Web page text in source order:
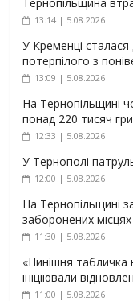
13:14 | 5.08.2026
У Кременці
потерпілого з
13:09 | 5.08.2026
На Тернопільщині
понад 220 тисяч
12:33 | 5.08.2026
У Тернополі
12:00 | 5.08.2026
На Тернопільщині
заборонених місцях
11:30 | 5.08.2026
«Нинішня табличка
ініціювали
11:00 | 5.08.2026